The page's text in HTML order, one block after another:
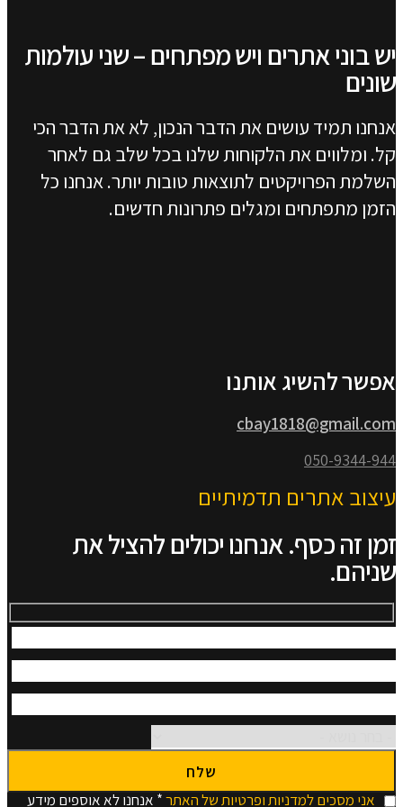
יש בוני אתרים ויש מפתחים – שני עולמות
שונים
אנחנו תמיד עושים את הדבר הנכון, לא את הדבר הכי
קל. ומלווים את הלקוחות שלנו בכל שלב גם לאחר
השלמת הפרויקטים לתוצאות טובות יותר. אנחנו כל
הזמן מתפתחים ומגלים פתרונות חדשים.
אפשר להשיג אותנו
cbay1818@gmail.com
050-9344-944
עיצוב אתרים תדמיתיים
זמן זה כסף. אנחנו יכולים להציל את
שניהם.
אני מסכים למדניות ופרטיות של האתר* אנחנו לא אוספים מידע